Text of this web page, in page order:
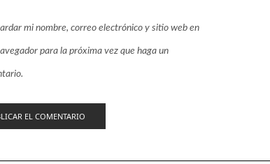
mi nombre, correo electrónico y sitio web en
para la próxima vez que haga un